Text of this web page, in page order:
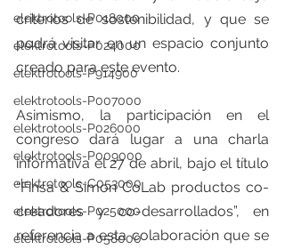
elektrotools-P018000
elektrotools-P024000
elektrotools-P914900
elektrotools-P007000
elektrotools-P026000
elektrotools-P009000
elektrotools-C053000
elektrotools-P025000
elektrotools-P058000
criterios de sostenibilidad, y que se
podrá visitar en un espacio conjunto
creado para este evento.
Asimismo, la participación en el
congreso dará lugar a una charla
informativa el 27 de abril, bajo el título
“Finsa & Simon CoLab productos co-
creadores y co-desarrollados”, en
referencia a esta colaboración que se